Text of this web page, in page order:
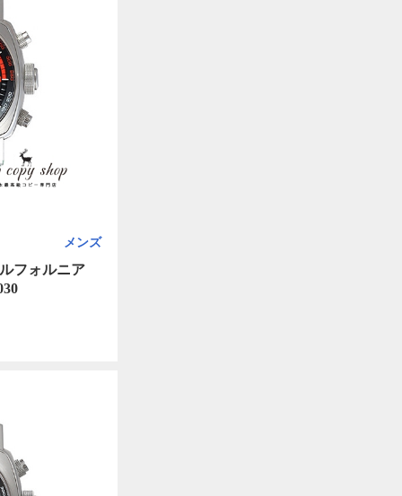
メンズ
フォルニア